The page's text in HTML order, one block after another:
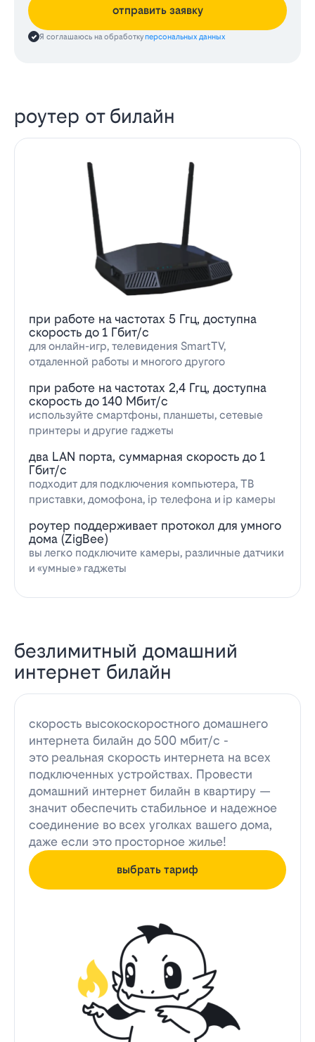
отправить заявку
Я соглашаюсь на обработкуперсональных данных
роутер от билайн
при работе на частотах 5 Ггц, доступна
скорость до 1 Гбит/с
для онлайн-игр, телевидения SmartTV,
отдаленной работы и многого другого
при работе на частотах 2,4 Ггц, доступна
скорость до 140 Мбит/с
используйте смартфоны, планшеты, сетевые
принтеры и другие гаджеты
два LAN порта, суммарная скорость до 1
Гбит/с
подходит для подключения компьютера, ТВ
приставки, домофона, ip телефона и ip камеры
роутер поддерживает протокол для умного
дома (ZigBee)
вы легко подключите камеры, различные датчики
и «умные» гаджеты
безлимитный домашний
интернет билайн
скорость высокоскоростного домашнего
интернета билайн до 500 мбит/с -
это реальная скорость интернета на всех
подключенных устройствах. Провести
домашний интернет билайн в квартиру —
значит обеспечить стабильное и надежное
соединение во всех уголках вашего дома,
даже если это просторное жилье!
выбрать тариф